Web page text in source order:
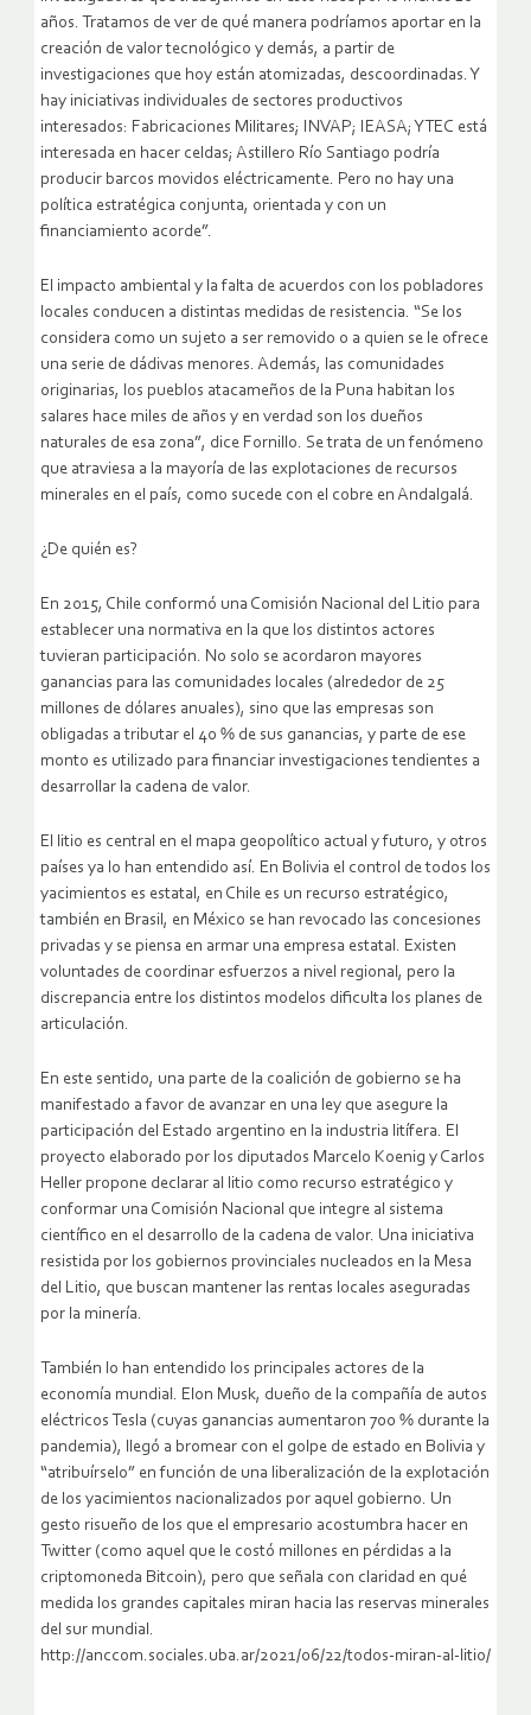
años. Tratamos de ver de qué manera podríamos aportar en la
creación de valor tecnológico y demás, a partir de
investigaciones que hoy están atomizadas, descoordinadas. Y
hay iniciativas individuales de sectores productivos
interesados: Fabricaciones Militares; INVAP; IEASA; YTEC está
interesada en hacer celdas; Astillero Río Santiago podría
producir barcos movidos eléctricamente. Pero no hay una
política estratégica conjunta, orientada y con un
financiamiento acorde”.
El impacto ambiental y la falta de acuerdos con los pobladores
locales conducen a distintas medidas de resistencia. “Se los
considera como un sujeto a ser removido o a quien se le ofrece
una serie de dádivas menores. Además, las comunidades
originarias, los pueblos atacameños de la Puna habitan los
salares hace miles de años y en verdad son los dueños
naturales de esa zona”, dice Fornillo. Se trata de un fenómeno
que atraviesa a la mayoría de las explotaciones de recursos
minerales en el país, como sucede con el cobre en Andalgalá.
¿De quién es?
En 2015, Chile conformó una Comisión Nacional del Litio para
establecer una normativa en la que los distintos actores
tuvieran participación. No solo se acordaron mayores
ganancias para las comunidades locales (alrededor de 25
millones de dólares anuales), sino que las empresas son
obligadas a tributar el 40 % de sus ganancias, y parte de ese
monto es utilizado para financiar investigaciones tendientes a
desarrollar la cadena de valor.
El litio es central en el mapa geopolítico actual y futuro, y otros
países ya lo han entendido así. En Bolivia el control de todos los
yacimientos es estatal, en Chile es un recurso estratégico,
también en Brasil, en México se han revocado las concesiones
privadas y se piensa en armar una empresa estatal. Existen
voluntades de coordinar esfuerzos a nivel regional, pero la
discrepancia entre los distintos modelos dificulta los planes de
articulación.
En este sentido, una parte de la coalición de gobierno se ha
manifestado a favor de avanzar en una ley que asegure la
participación del Estado argentino en la industria litífera. El
proyecto elaborado por los diputados Marcelo Koenig y Carlos
Heller propone declarar al litio como recurso estratégico y
conformar una Comisión Nacional que integre al sistema
científico en el desarrollo de la cadena de valor. Una iniciativa
resistida por los gobiernos provinciales nucleados en la Mesa
del Litio, que buscan mantener las rentas locales aseguradas
por la minería.
También lo han entendido los principales actores de la
economía mundial. Elon Musk, dueño de la compañía de autos
eléctricos Tesla (cuyas ganancias aumentaron 700 % durante la
pandemia), llegó a bromear con el golpe de estado en Bolivia y
“atribuírselo” en función de una liberalización de la explotación
de los yacimientos nacionalizados por aquel gobierno. Un
gesto risueño de los que el empresario acostumbra hacer en
Twitter (como aquel que le costó millones en pérdidas a la
criptomoneda Bitcoin), pero que señala con claridad en qué
medida los grandes capitales miran hacia las reservas minerales
del sur mundial.
http://anccom.sociales.uba.ar/2021/06/22/todos-miran-al-litio/